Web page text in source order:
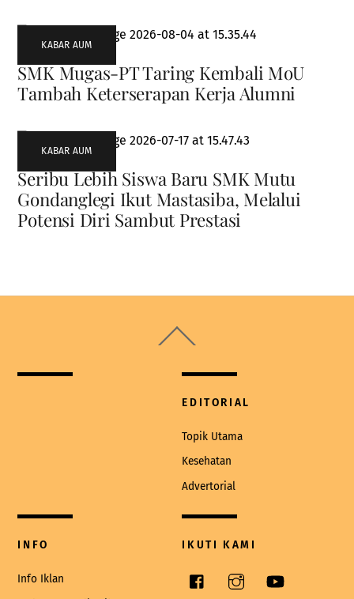
KABAR AUM
SMK Mugas-PT Taring Kembali MoU
Tambah Keterserapan Kerja Alumni
KABAR AUM
Seribu Lebih Siswa Baru SMK Mutu
Gondanglegi Ikut Mastasiba, Melalui
Potensi Diri Sambut Prestasi
To
EDITORIAL
Topik Utama
Kesehatan
Advertorial
INFO
Info Iklan
IKUTI KAMI
Facebook